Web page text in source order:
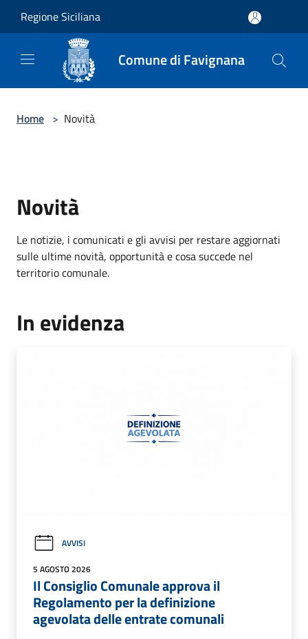
Regione Siciliana
Comune di Favignana
Home > Novità
Novità
Le notizie, i comunicati e gli avvisi per restare aggiornati
sulle ultime novità, opportunità e cosa succede nel
territorio comunale.
In evidenza
AVVISI
5 AGOSTO 2026
Il Consiglio Comunale approva il
Regolamento per la definizione
agevolata delle entrate comunali